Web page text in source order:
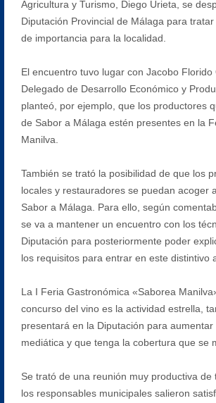
Agricultura y Turismo, Diego Urieta, se
Diputación Provincial de Málaga para
de importancia para la localidad.
El encuentro tuvo lugar con Jacobo Florido
Delegado de Desarrollo Económico y
planteó, por ejemplo, que los productores
de Sabor a Málaga estén presentes en la
Manilva.
También se trató la posibilidad de que los
locales y restauradores se puedan acoger
Sabor a Málaga. Para ello, según
se va a mantener un encuentro con los
Diputación para posteriormente poder
los requisitos para entrar en este distintivo
La I Feria Gastronómica «Saborea
concurso del vino es la actividad estrella,
presentará en la Diputación para
mediática y que tenga la cobertura que se
Se trató de una reunión muy productiva de
los responsables municipales salieron